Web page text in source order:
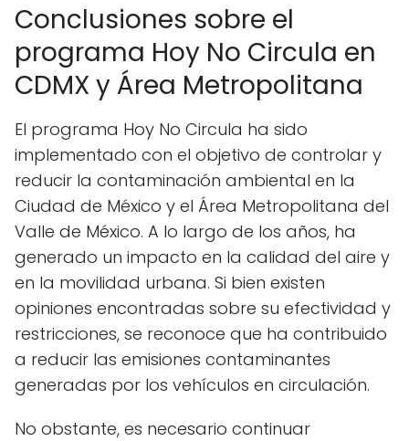
Conclusiones sobre el
programa Hoy No Circula en
CDMX y Área Metropolitana
El programa Hoy No Circula ha sido
implementado con el objetivo de controlar y
reducir la contaminación ambiental en la
Ciudad de México y el Área Metropolitana del
Valle de México. A lo largo de los años, ha
generado un impacto en la calidad del aire y
en la movilidad urbana. Si bien existen
opiniones encontradas sobre su efectividad y
restricciones, se reconoce que ha contribuido
a reducir las emisiones contaminantes
generadas por los vehículos en circulación.
No obstante, es necesario continuar